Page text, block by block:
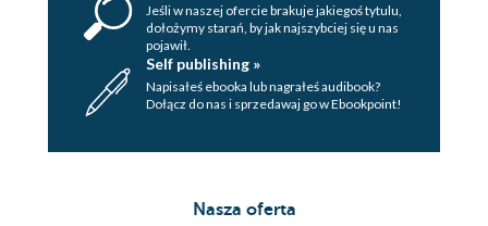
Jeśli w naszej ofercie brakuje jakiegoś tytulu,
dołożymy starań, by jak najszybciej się u nas
pojawił.
Self publishing »
Napisałeś ebooka lub nagrałeś audibook?
Dołącz do nas i sprzedawaj go w Ebookpoint!
Nasza oferta